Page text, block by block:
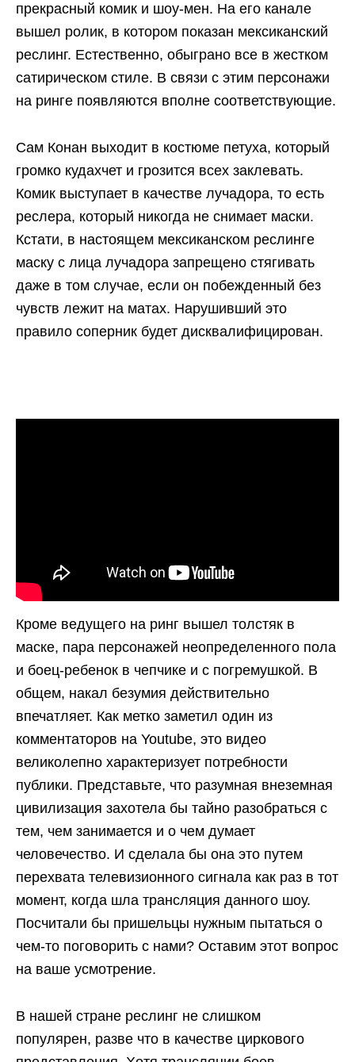
прекрасный комик и шоу-мен. На его канале
вышел ролик, в котором показан мексиканский
реслинг. Естественно, обыграно все в жестком
сатирическом стиле. В связи с этим персонажи
на ринге появляются вполне соответствующие.
Сам Конан выходит в костюме петуха, который
громко кудахчет и грозится всех заклевать.
Комик выступает в качестве лучадора, то есть
реслера, который никогда не снимает маски.
Кстати, в настоящем мексиканском реслинге
маску с лица лучадора запрещено стягивать
даже в том случае, если он побежденный без
чувств лежит на матах. Нарушивший это
правило соперник будет дисквалифицирован.
Кроме ведущего на ринг вышел толстяк в
маске, пара персонажей неопределенного пола
и боец-ребенок в чепчике и с погремушкой. В
общем, накал безумия действительно
впечатляет. Как метко заметил один из
комментаторов на Youtube, это видео
великолепно характеризует потребности
публики. Представьте, что разумная внеземная
цивилизация захотела бы тайно разобраться с
тем, чем занимается и о чем думает
человечество. И сделала бы она это путем
перехвата телевизионного сигнала как раз в тот
момент, когда шла трансляция данного шоу.
Посчитали бы пришельцы нужным пытаться о
чем-то поговорить с нами? Оставим этот вопрос
на ваше усмотрение.
В нашей стране реслинг не слишком
популярен, разве что в качестве циркового